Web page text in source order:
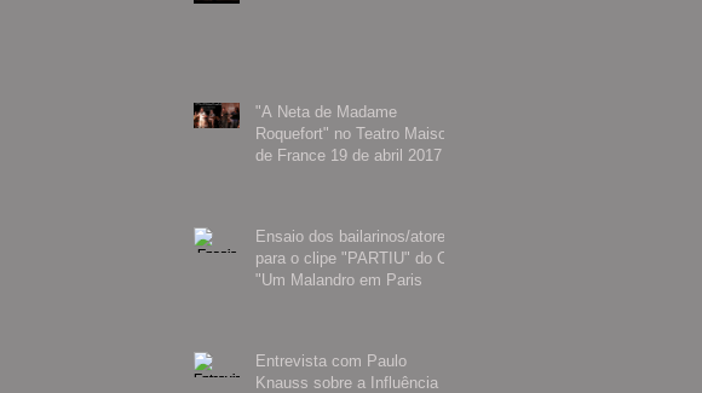
"A Neta de Madame
Roquefort" no Teatro Maison
de France 19 de abril 2017
Ensaio dos bailarinos/atores
para o clipe "PARTIU" do CD
"Um Malandro em Paris
Entrevista com Paulo
Knauss sobre a Influência